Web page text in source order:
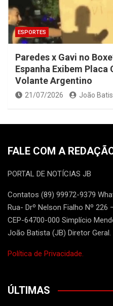
ESPORTES
Paredes x Gavi no
Espanha Exibem
Volante Argentino
21/07/2026 João
FALE COM A
PORTAL DE NOTÍCIAS JB
Contatos (89) 99972-9379
Rua- Drº Nelson Fialho Nº
CEP-64700-000 Simplício
João Batista (JB) Diretor Geral.
Política de Privacidade.
ÚLTIMAS